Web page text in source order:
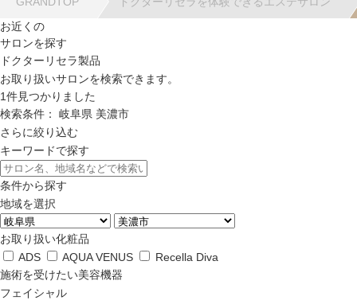
お近くの
サロンを探す
ドクターリセラ製品
お取り扱いサロンを検索できます。
1件見つかりました
検索条件：
岐阜県 美濃市
さらに絞り込む
キーワードで探す
条件から探す
地域を選択
お取り扱い化粧品
ADS
AQUA VENUS
Recella Diva
施術を受けたい美容機器
フェイシャル